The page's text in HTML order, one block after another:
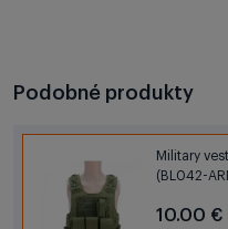
Podobné produkty
Military
(BL042-
10.00 €